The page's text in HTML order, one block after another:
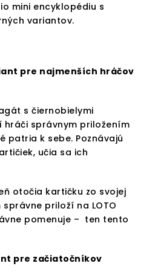
mini encyklopédiu s
variantov.
pre najmenších hráčov
s čiernobielymi
hráči správnym priložením
patria k sebe. Poznávajú
učia sa ich
otočia kartičku zo svojej
priloží na LOTO
pomenuje – ten tento
pre začiatočníkov